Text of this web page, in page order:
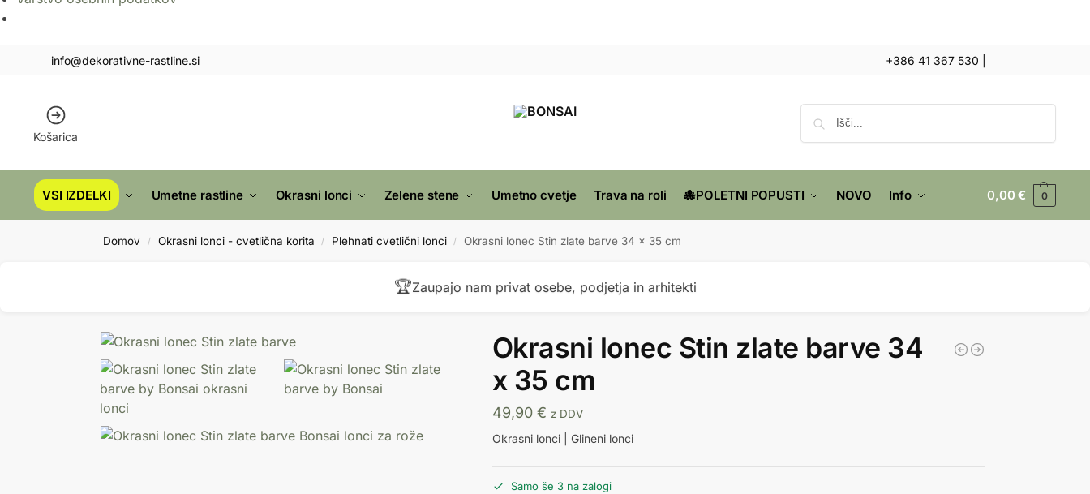
info@dekorativne-rastline.si +386 41 367 530
Košarica
VSI IZDELKI Umetne rastline Okrasni lonci Zelene stene Umetno cvetje Trava na roli 🐙POLETNI POPUSTI NOVO Info 0,00€ 0
Domov / Okrasni lonci - cvetlična korita / Plehnati cvetlični lonci / Okrasni lonec Stin zlate barve 34 x 35 cm
🏆Zaupajo nam privat osebe, podjetja in arhitekti
Okrasni lonec Stin zlate barve 34
x 35 cm
49,90 € z DDV
Okrasni lonci | Glineni lonci
Samo še 3 na zalogi